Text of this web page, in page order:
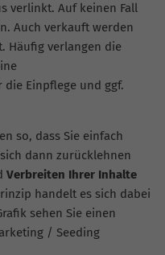
verlinkt. Auf keinen Fall
Auch verkauft werden
Häufig verlangen die
Einpflege und ggf.
so, dass Sie einfach
dann zurücklehnen
Verbreiten Ihrer Inhalte
handelt es sich dabei
sehen Sie einen
/ Seeding